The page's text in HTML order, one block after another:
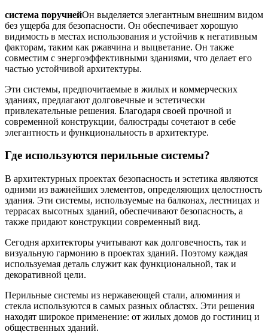
система поручнейОн выделяется элегантным внешним видом
без ущерба для безопасности. Он обеспечивает хорошую
видимость в местах использования и устойчив к негативным
факторам, таким как ржавчина и выцветание. Он также
совместим с энергоэффективными зданиями, что делает его
частью устойчивой архитектуры.
Эти системы, предпочитаемые в жилых и коммерческих
зданиях, предлагают долговечные и эстетически
привлекательные решения. Благодаря своей прочной и
современной конструкции, балюстрады сочетают в себе
элегантность и функциональность в архитектуре.
Где используются перильные системы?
В архитектурных проектах безопасность и эстетика являются
одними из важнейших элементов, определяющих целостность
здания. Эти системы, используемые на балконах, лестницах и
террасах высотных зданий, обеспечивают безопасность, а
также придают конструкции современный вид.
Сегодня архитекторы учитывают как долговечность, так и
визуальную гармонию в проектах зданий. Поэтому каждая
используемая деталь служит как функциональной, так и
декоративной цели.
Перильные системы из нержавеющей стали, алюминия и
стекла используются в самых разных областях. Эти решения
находят широкое применение: от жилых домов до гостиниц и
общественных зданий.